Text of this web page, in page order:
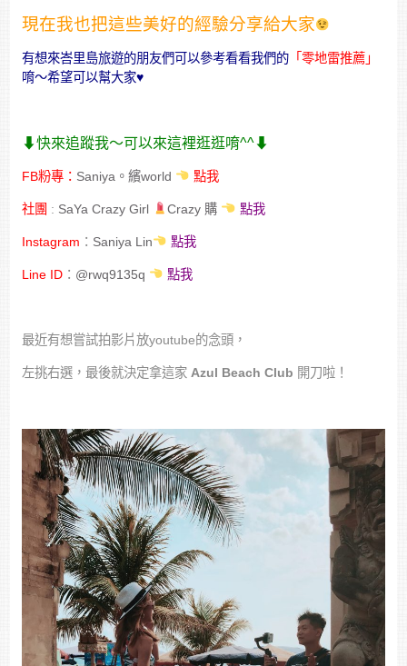
現在我也把這些美好的經驗分享給大家
有想來峇里島旅遊的朋友們可以參考看看我們的「零地雷推薦」
唷～希望可以幫大家♥
⬇︎快來追蹤我～可以來這裡逛逛唷^^⬇︎
FB粉專： Saniya。繽world 點我
社團 : SaYa Crazy Girl Crazy 購 點我
Instagram ： Saniya Lin 點我
Line ID： @rwq9135q 點我
最近有想嘗試拍影片放youtube的念頭，
左挑右選，最後就決定拿這家 Azul Beach Club 開刀啦！